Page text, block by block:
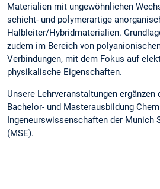
Materialien mit ungewöhnlichen
schicht- und polymerartige
Halbleiter/Hybridmaterialien.
zudem im Bereich von
Verbindungen, mit dem Fokus auf
physikalische Eigenschaften.
Unsere Lehrveranstaltungen
Bachelor- und Masterausbildung
Ingeneurswissenschaften der Munich
(MSE).